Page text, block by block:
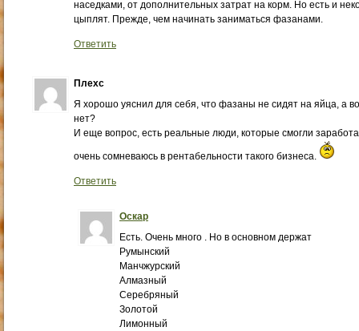
наседками, от дополнительных затрат на корм. Но есть и
цыплят. Прежде, чем начинать заниматься фазанами.
Ответить
Плехс
Я хорошо уяснил для себя, что фазаны не сидят на яйца, а
нет?
И еще вопрос, есть реальные люди, которые смогли
очень сомневаюсь в рентабельности такого бизнеса.
Ответить
Оскар
Есть. Очень много . Но в основном держат
Румынский
Манчжурский
Алмазный
Серебряный
Золотой
Лимонный